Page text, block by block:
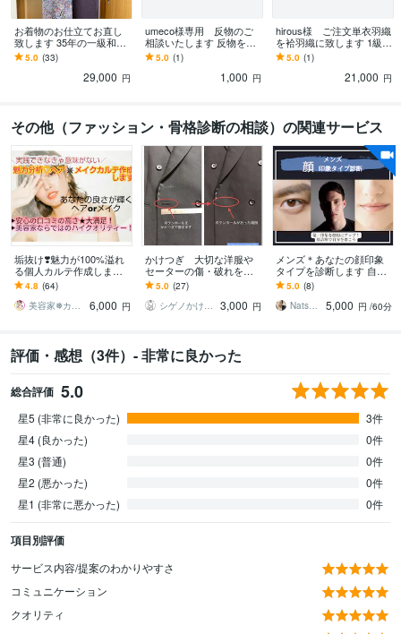
お着物のお仕立てお直し
致します 35年の一級和裁
技能士があなただけの一
枚に寄り添います。
5.0 (33)
29,000 円
umeco様専用 反物のご
相談いたします 反物を直
接送って頂いてお仕立て
の提案させて頂きます。
5.0 (1)
1,000 円
hirous様 ご注文単衣羽織
を袷羽織に致します 1級和
裁技能士がお気に入りの1
枚にお手伝い致します。
5.0 (1)
21,000 円
その他（ファッション・骨格診断の相談）の関連サービス
垢抜け❣️魅力が100%溢れ
る個人カルテ作成します
キャリア有り美容のプロ
が垢抜けの実践解説サポ
ート指南します
4.8 (64)
美容家❅カラーアナリスト❊Rinda
6,000 円
かけつぎ 大切な洋服や
セーターの傷・破れを直
します かけつぎ(かけは
ぎ)40年以上の職人がご相
談に乗ります
5.0 (27)
シゲノかけつぎ店
3,000 円
メンズ＊あなたの顔印象
タイプを診断します 自分
をブランディングすれば
もっと仕事がデキるよう
になる！
5.0 (8)
Natsuko Okayasu
5,000 円 /60分
評価・感想（3件）- 非常に良かった
総合評価 5.0
星5 (非常に良かった)
3件
星4 (良かった)
0件
星3 (普通)
0件
星2 (悪かった)
0件
星1 (非常に悪かった)
0件
項目別評価
サービス内容/提案のわかりやすさ
コミュニケーション
クオリティ